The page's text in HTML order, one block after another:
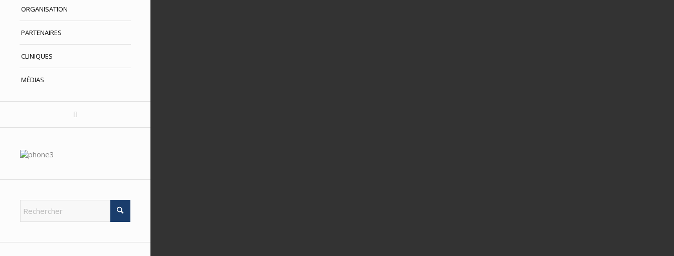
ORGANISATION
PARTENAIRES
CLINIQUES
MÉDIAS